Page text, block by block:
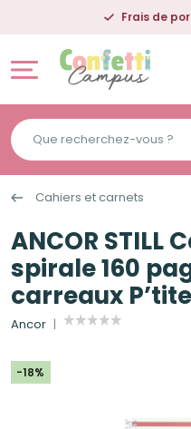
Frais de
Que
recherchez-
vous
?
Cahiers et carnets
ANCOR STILL
spirale 160
carreaux
Ancor
-18%